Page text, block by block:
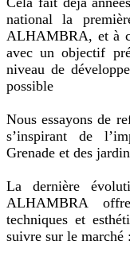
national la
ALHAMBRA, et à
avec un objectif
niveau de
possible
Nous essayons de
s’inspirant de
Grenade et des
La dernière
ALHAMBRA
techniques et
suivre sur le marché :